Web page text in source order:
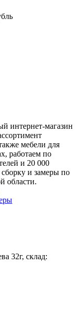
интернет-магазин
мебели для
работаем по
и 20 000
и замеры по
области.
32г, склад: